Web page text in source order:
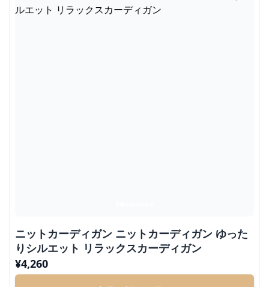
ニットカーディガン ニットカーディガン ゆった
りシルエット リラックスカーディガン
¥4,260